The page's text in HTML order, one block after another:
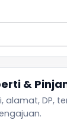
&
alamat, DP,